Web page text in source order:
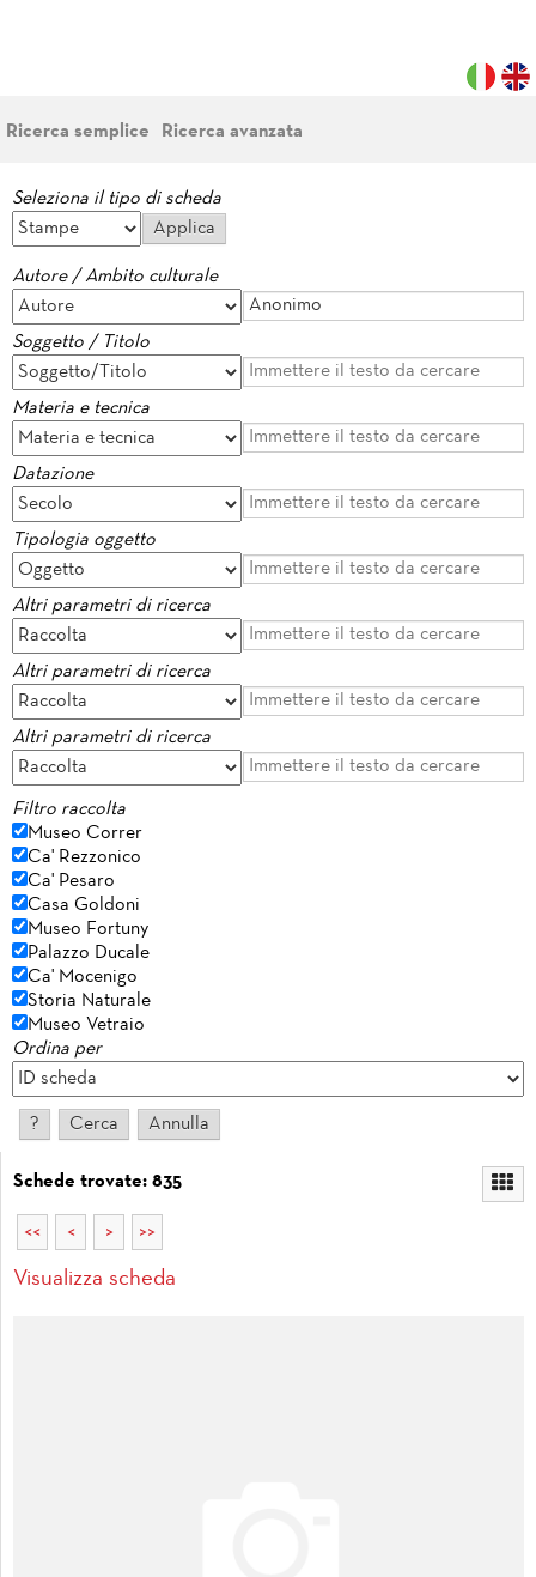
Ricerca semplice Ricerca avanzata
Seleziona il tipo di scheda
Autore / Ambito culturale
Soggetto / Titolo
Materia e tecnica
Datazione
Tipologia oggetto
Altri parametri di ricerca
Altri parametri di ricerca
Altri parametri di ricerca
Filtro raccolta
Museo Correr
Ca' Rezzonico
Ca' Pesaro
Casa Goldoni
Museo Fortuny
Palazzo Ducale
Ca' Mocenigo
Storia Naturale
Museo Vetraio
Ordina per
Schede trovate: 835
<< < > >>
Visualizza scheda